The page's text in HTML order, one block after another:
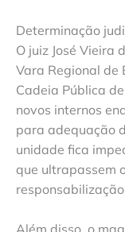
Determinação
O juiz José Vieira
Vara Regional de
Cadeia Pública
novos internos
para adequação
unidade fica
que ultrapassem